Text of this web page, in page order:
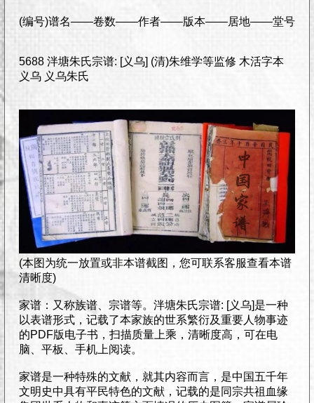
(编号)谱名——卷数——作者——版本——居地——堂号
5688 泮塘朱氏宗谱: [义乌] (清)朱维学等监修 木活字本
义乌 义乌朱氏
(本图为统一放置或非本谱截图，您可联系客服查看本谱
清晰度)
家谱：又称族谱、宗谱等。泮塘朱氏宗谱: [义乌]是一种
以表谱形式，记载了本家族的世系繁衍及重要人物事迹
的PDF版电子书，扫描质量上乘，清晰度高，可在电
脑、平板、手机上阅读。
家谱是一种特殊的文献，就其内容而言，是中国五千年
文明史中具有平民特色的文献，记载的是同宗共祖血缘